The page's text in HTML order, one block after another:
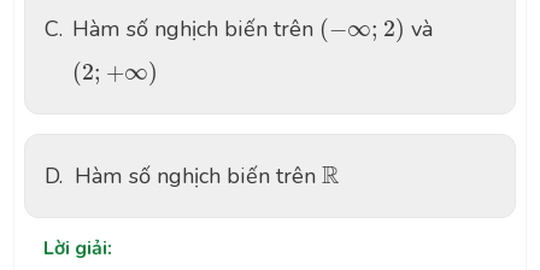
C. Hàm số nghịch biến trên (−∞; 2)
(− ∞;2 ) và
(2; +∞)
(2; ∞)
D. Hàm số nghịch biến trên R
R
Lời giải: